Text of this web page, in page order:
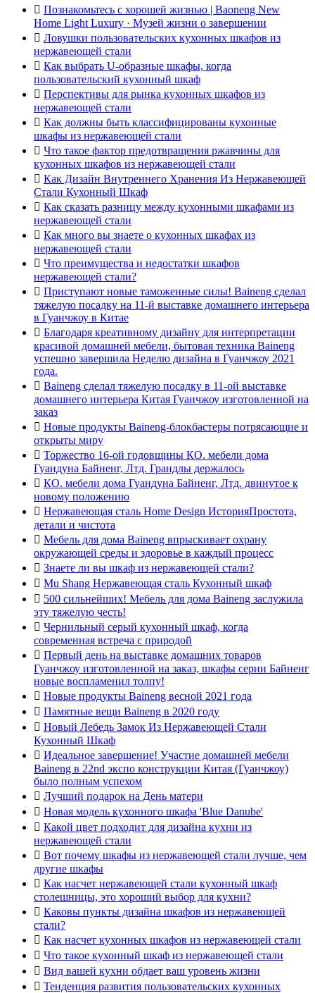
 Познакомьтесь с хорошей жизнью | Baoneng New
Home Light Luxury · Музей жизни о завершении
 Ловушки пользовательских кухонных шкафов из
нержавеющей стали
 Как выбрать U-образные шкафы, когда
пользовательский кухонный шкаф
 Перспективы для рынка кухонных шкафов из
нержавеющей стали
 Как должны быть классифицированы кухонные
шкафы из нержавеющей стали
 Что такое фактор предотвращения ржавчины для
кухонных шкафов из нержавеющей стали
 Как Дизайн Внутреннего Хранения Из Нержавеющей
Стали Кухонный Шкаф
 Как сказать разницу между кухонными шкафами из
нержавеющей стали
 Как много вы знаете о кухонных шкафах из
нержавеющей стали
 Что преимущества и недостатки шкафов
нержавеющей стали?
 Приступают новые таможенные силы! Baineng сделал
тяжелую посадку на 11-й выставке домашнего интерьера
в Гуанчжоу в Китае
 Благодаря креативному дизайну для интерпретации
красивой домашней мебели, бытовая техника Baineng
успешно завершила Неделю дизайна в Гуанчжоу 2021
года.
 Baineng сделал тяжелую посадку в 11-ой выставке
домашнего интерьера Китая Гуанчжоу изготовленной на
заказ
 Новые продукты Baineng-блокбастеры потрясающие и
открыты миру
 Торжество 16-ой годовщины КО. мебели дома
Гуандуна Байненг, Лтд. Грандлы держалось
 КО. мебели дома Гуандуна Байненг, Лтд. двинутое к
новому положению
 Нержавеющая сталь Home Design ИсторияПростота,
детали и чистота
 Мебель для дома Baineng впрыскивает охрану
окружающей среды и здоровье в каждый процесс
 Знаете ли вы шкаф из нержавеющей стали?
 Mu Shang Нержавеющая сталь Кухонный шкаф
 500 сильнейших! Мебель для дома Baineng заслужила
эту тяжелую честь!
 Чернильный серый кухонный шкаф, когда
современная встреча с природой
 Первый день на выставке домашних товаров
Гуанчжоу изготовленной на заказ, шкафы серии Байненг
новые воспламенил толпу!
 Новые продукты Baineng весной 2021 года
 Памятные вещи Baineng в 2020 году
 Новый Лебедь Замок Из Нержавеющей Стали
Кухонный Шкаф
 Идеальное завершение! Участие домашней мебели
Baineng в 22nd экспо конструкции Китая (Гуанчжоу)
было полным успехом
 Лучший подарок на День матери
 Новая модель кухонного шкафа 'Blue Danube'
 Какой цвет подходит для дизайна кухни из
нержавеющей стали
 Вот почему шкафы из нержавеющей стали лучше, чем
другие шкафы
 Как насчет нержавеющей стали кухонный шкаф
столешницы, это хороший выбор для кухни?
 Каковы пункты дизайна шкафов из нержавеющей
стали?
 Как насчет кухонных шкафов из нержавеющей стали
 Что такое кухонный шкаф из нержавеющей стали
 Вид вашей кухни обдает ваш уровень жизни
 Тенденция развития пользовательских кухонных